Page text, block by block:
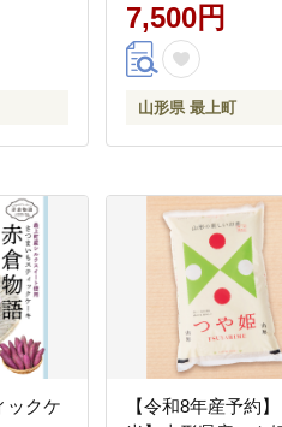
7,500円
山形県 最上町
ックケ
【令和8年産予約